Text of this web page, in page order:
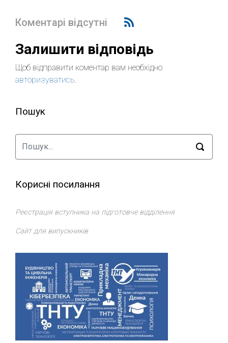
Коментарі відсутні
Залишити відповідь
Щоб відправити коментар вам необхідно
авторизуватись.
Пошук
Корисні посилання
Реєстрація вступника на підготовче відділення
Сайт для випускників